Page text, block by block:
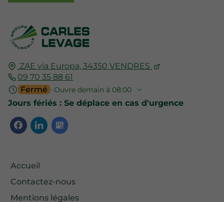
ZAE via Europa,34350 VENDRES
09 70 35 88 61
Fermé ⋅ Ouvre demain à 08:00
Jours fériés : Se déplace en cas d'urgence
Accueil
Contactez-nous
Mentions légales